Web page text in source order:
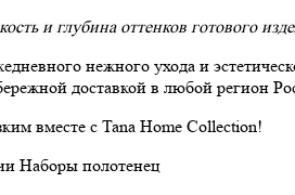
и глубина оттенков готового
нежного ухода и
доставкой в любой регион
вместе с Tana Home Collection!
Наборы полотенец